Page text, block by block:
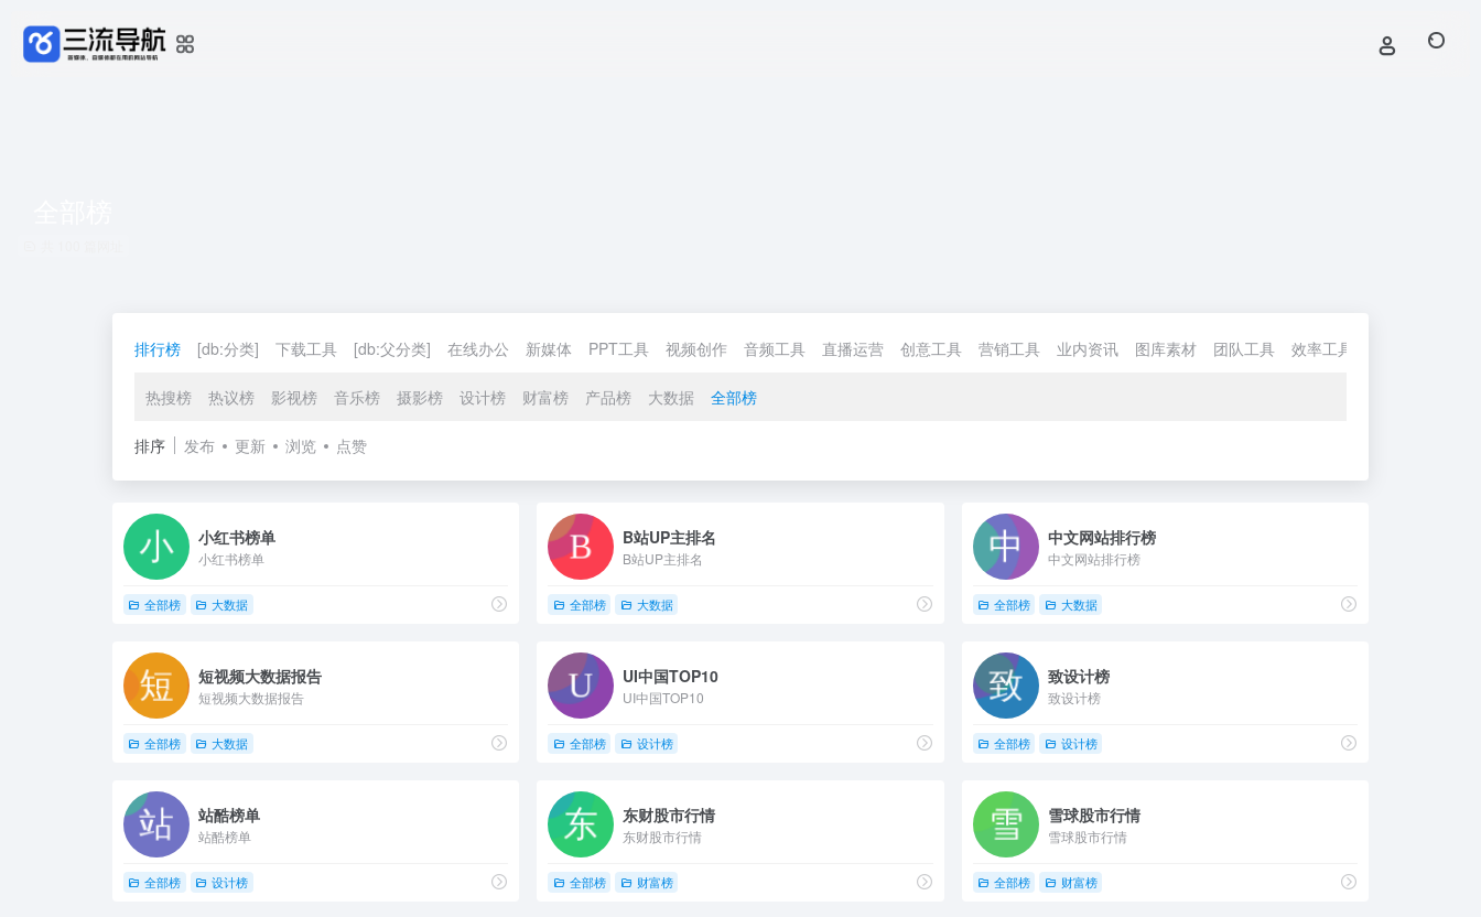
排行榜 [db:分类] 下载工具 [db:父分类] 在线办公 新媒体 PPT工具 视频创作 音频工具 直播运营 创意工具 营销工具 业内资讯 图库素材 团队工具 效率工具
热搜榜 热议榜 影视榜 音乐榜 摄影榜 设计榜 财富榜 产品榜 大数据 全部榜
排序 发布 更新 浏览 点赞
小红书榜单
小红书榜单
全部榜 大数据
B站UP主排名
B站UP主排名
全部榜 大数据
中文网站排行榜
中文网站排行榜
全部榜 大数据
短视频大数据报告
短视频大数据报告
全部榜 大数据
UI中国TOP10
UI中国TOP10
全部榜 设计榜
致设计榜
致设计榜
全部榜 设计榜
站酷榜单
站酷榜单
全部榜 设计榜
东财股市行情
东财股市行情
全部榜 财富榜
雪球股市行情
雪球股市行情
全部榜 财富榜